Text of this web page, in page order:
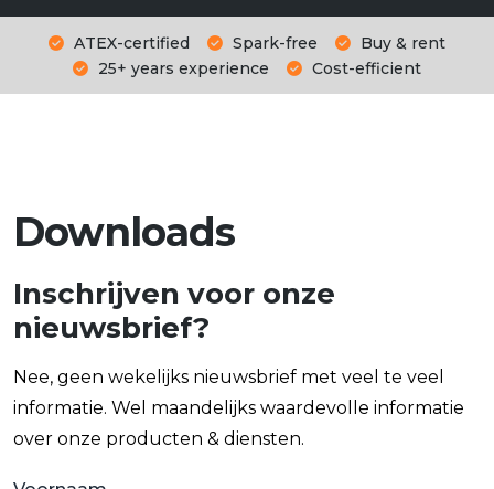
ATEX-certified Spark-free
Buy & rent
25+ years experience
Cost-efficient
Downloads
Inschrijven voor onze
nieuwsbrief?
Nee, geen wekelijks nieuwsbrief met veel te veel
informatie. Wel maandelijks waardevolle informatie
over onze producten & diensten.